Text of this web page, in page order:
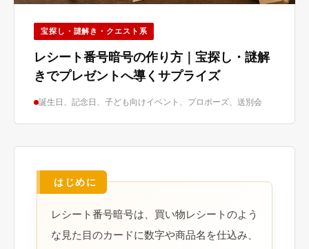
宝探し・謎解き・クエスト系
レシート番号暗号の作り方｜宝探し・謎解
きでプレゼントへ導くサプライズ
誕生日、記念日、子ども向けイベント、プロポーズ、送別会
レシート番号暗号は、買い物レシートのよう
な見た目のカードに数字や商品名を仕込み、